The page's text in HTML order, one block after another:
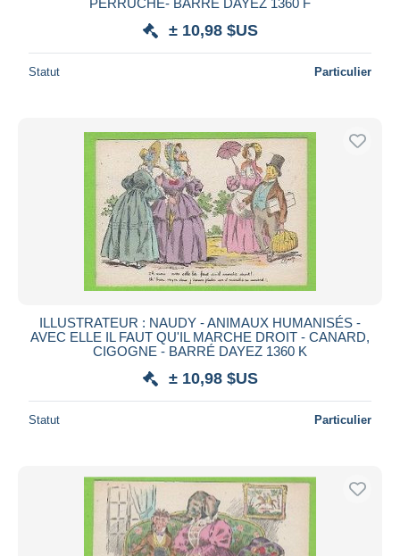
± 10,98 $US
Statut Particulier
ILLUSTRATEUR : NAUDY - ANIMAUX HUMANISÉS -
AVEC ELLE IL FAUT QU'IL MARCHE DROIT - CANARD,
CIGOGNE - BARRÉ DAYEZ 1360 K
± 10,98 $US
Statut Particulier